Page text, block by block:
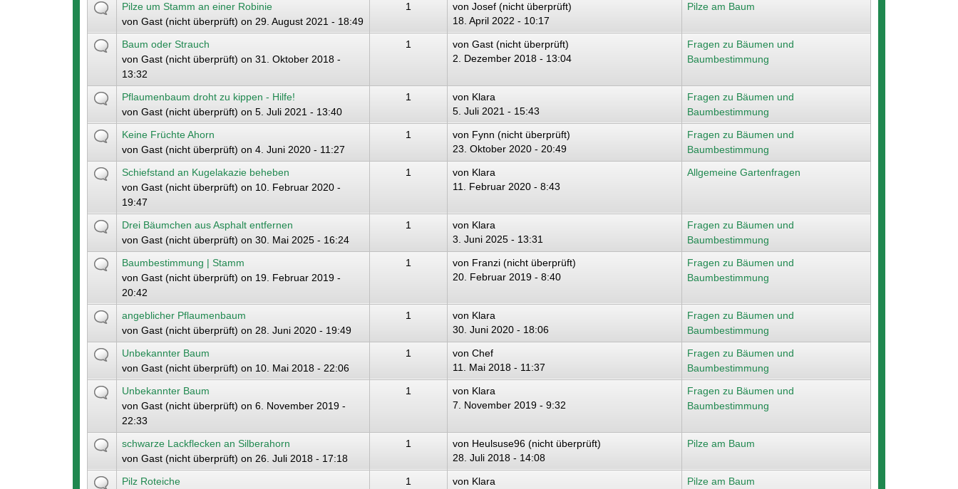
Pilze um Stamm an einer Robinie
von Gast (nicht überprüft) on 29. August 2021 - 18:49
1 von Josef (nicht überprüft)
18. April 2022 - 10:17
Pilze am Baum
Baum oder Strauch
von Gast (nicht überprüft) on 31. Oktober 2018 -
13:32
1 von Gast (nicht überprüft)
2. Dezember 2018 - 13:04
Fragen zu Bäumen und
Baumbestimmung
Pflaumenbaum droht zu kippen - Hilfe!
von Gast (nicht überprüft) on 5. Juli 2021 - 13:40
1 von Klara
5. Juli 2021 - 15:43
Fragen zu Bäumen und
Baumbestimmung
Keine Früchte Ahorn
von Gast (nicht überprüft) on 4. Juni 2020 - 11:27
1 von Fynn (nicht überprüft)
23. Oktober 2020 - 20:49
Fragen zu Bäumen und
Baumbestimmung
Schiefstand an Kugelakazie beheben
von Gast (nicht überprüft) on 10. Februar 2020 -
19:47
1 von Klara
11. Februar 2020 - 8:43
Allgemeine Gartenfragen
Drei Bäumchen aus Asphalt entfernen
von Gast (nicht überprüft) on 30. Mai 2025 - 16:24
1 von Klara
3. Juni 2025 - 13:31
Fragen zu Bäumen und
Baumbestimmung
Baumbestimmung | Stamm
von Gast (nicht überprüft) on 19. Februar 2019 -
20:42
1 von Franzi (nicht überprüft)
20. Februar 2019 - 8:40
Fragen zu Bäumen und
Baumbestimmung
angeblicher Pflaumenbaum
von Gast (nicht überprüft) on 28. Juni 2020 - 19:49
1 von Klara
30. Juni 2020 - 18:06
Fragen zu Bäumen und
Baumbestimmung
Unbekannter Baum
von Gast (nicht überprüft) on 10. Mai 2018 - 22:06
1 von Chef
11. Mai 2018 - 11:37
Fragen zu Bäumen und
Baumbestimmung
Unbekannter Baum
von Gast (nicht überprüft) on 6. November 2019 -
22:33
1 von Klara
7. November 2019 - 9:32
Fragen zu Bäumen und
Baumbestimmung
schwarze Lackflecken an Silberahorn
von Gast (nicht überprüft) on 26. Juli 2018 - 17:18
1 von Heulsuse96 (nicht überprüft)
28. Juli 2018 - 14:08
Pilze am Baum
Pilz Roteiche
1 von Klara
Pilze am Baum